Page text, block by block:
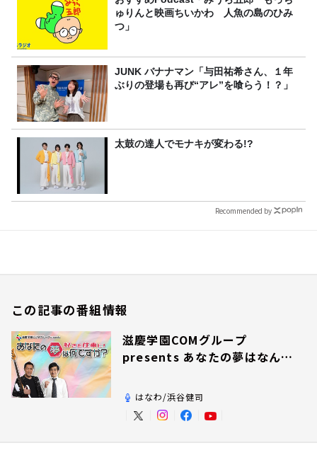
ゅりんと映画ちいかわ 人魚の島のひみ
つ」
JUNK バナナマン「与田祐希さん、１年
ぶりの登場も再び“アレ”を喰らう！？」
太鼓の達人でモナキが変わる!?
Recommended by
この記事の番組情報
滋慶学園COMグループ
presents あなたの夢はなんで
はなわ/浜谷健司